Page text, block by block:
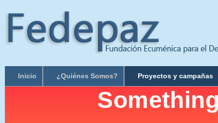
Inicio ¿Quiénes Somos? Proyectos y campañas